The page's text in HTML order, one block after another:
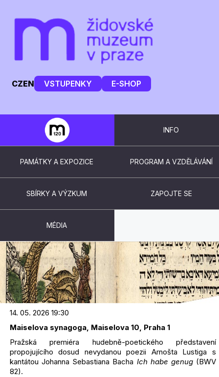
CZEN VSTUPENKY E-SHOP
INFO
PAMÁTKY A EXPOZICE PROGRAM A VZDĚLÁVÁNÍ
SBÍRKY A VÝZKUM ZAPOJTE SE
MÉDIA
KANTÁTA – TANEC ŠÍLENÝCH
14. 05. 2026 19:30
Maiselova synagoga, Maiselova 10, Praha 1
Pražská premiéra hudebně-poetického představení
propojujícího dosud nevydanou poezii Arnošta Lustiga s
kantátou Johanna Sebastiana Bacha Ich habe genug(BWV
82).